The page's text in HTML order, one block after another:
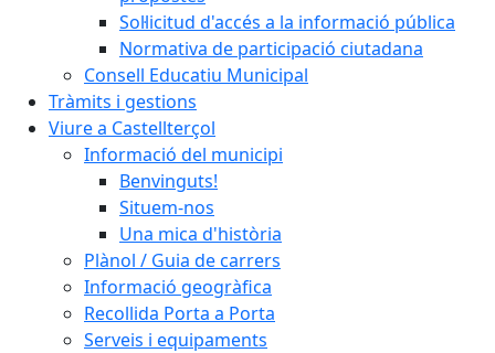
Sol·licitud d'accés a la informació pública
Normativa de participació ciutadana
Consell Educatiu Municipal
Tràmits i gestions
Viure a Castellterçol
Informació del municipi
Benvinguts!
Situem-nos
Una mica d'història
Plànol / Guia de carrers
Informació geogràfica
Recollida Porta a Porta
Serveis i equipaments